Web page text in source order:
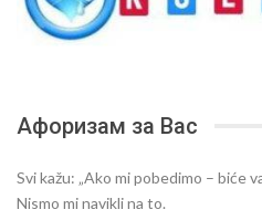
Афоризам за Вас
Svi kažu: „Ako mi pobedimo – biće
Nismo mi navikli na to.